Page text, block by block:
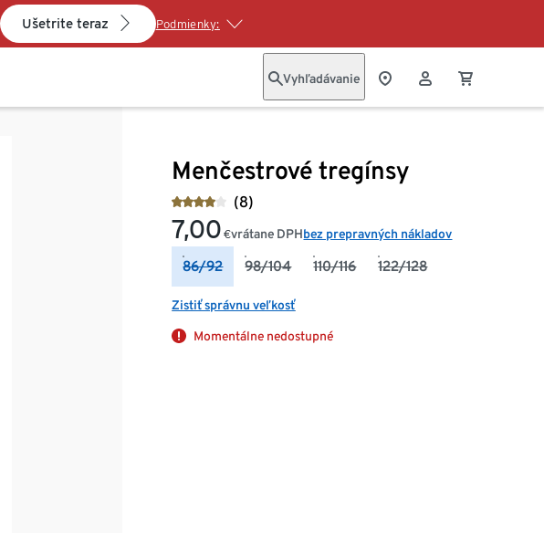
Ušetrite teraz Podmienky:
Vyhľadávanie
Menčestrové tregínsy
(8)
7,00 €vrátane DPHbez prepravných nákladov
86/92 98/104 110/116 122/128
Zistiť správnu veľkosť
Momentálne nedostupné